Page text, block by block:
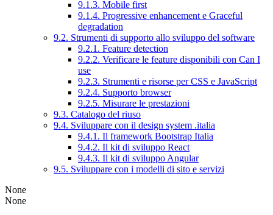
9.1.3. Mobile first
9.1.4. Progressive enhancement e Graceful
degradation
9.2. Strumenti di supporto allo sviluppo del software
9.2.1. Feature detection
9.2.2. Verificare le feature disponibili con Can I
use
9.2.3. Strumenti e risorse per CSS e JavaScript
9.2.4. Supporto browser
9.2.5. Misurare le prestazioni
9.3. Catalogo del riuso
9.4. Sviluppare con il design system .italia
9.4.1. Il framework Bootstrap Italia
9.4.2. Il kit di sviluppo React
9.4.3. Il kit di sviluppo Angular
9.5. Sviluppare con i modelli di sito e servizi
None
None